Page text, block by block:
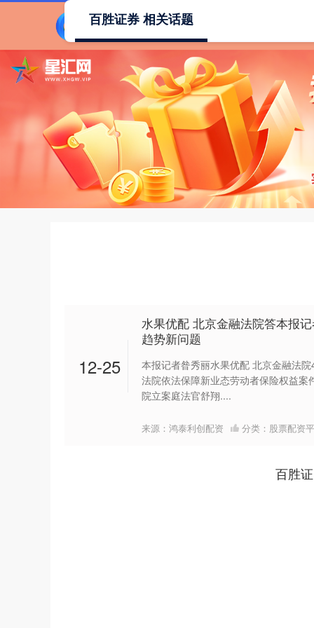
百胜证券 相关话题
12-25
水果优配 北京金融法院答本报
趋势新问题
本报记者昝秀丽水果优配 北京金融法
法院依法保障新业态劳动者保险权益
院立案庭法官舒翔....
来源：鸿泰利创配资 分类： 股票配资
百胜